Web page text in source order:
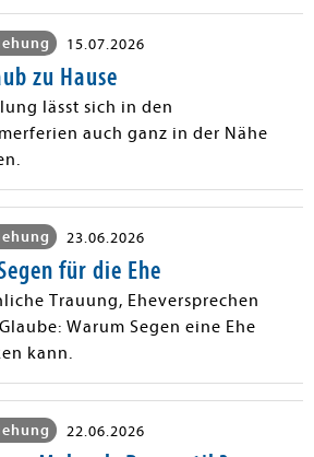
15.07.2026
zu Hause
lässt sich in den
auch ganz in der Nähe
23.06.2026
für die Ehe
Trauung, Eheversprechen
Warum Segen eine Ehe
kann.
22.06.2026